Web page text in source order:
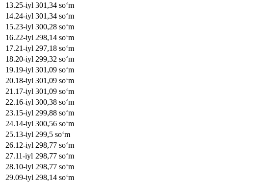
13.25-iyl 301,34 soʻm
14.24-iyl 301,34 soʻm
15.23-iyl 300,28 soʻm
16.22-iyl 298,14 soʻm
17.21-iyl 297,18 soʻm
18.20-iyl 299,32 soʻm
19.19-iyl 301,09 soʻm
20.18-iyl 301,09 soʻm
21 .17-iyl 301,09 soʻm
22.16-iyl 300,38 soʻm
23.15-iyl 299,88 soʻm
24.14-iyl 300,56 soʻm
25.13-iyl 299,5 soʻm
26.12-iyl 298,77 soʻm
27.11-iyl 298,77 soʻm
28.10-iyl 298,77 soʻm
29.09-iyl 298,14 soʻm